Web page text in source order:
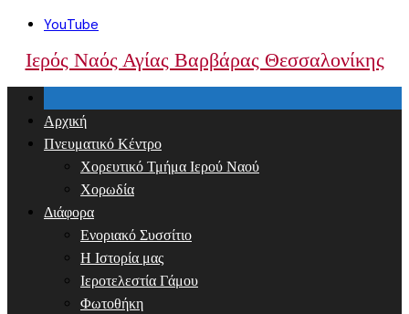
Skip
content
YouTube
Ιερός Ναός Αγίας Βαρβάρας Θεσσαλονίκης
Αρχική
Πνευματικό Κέντρο
Χορευτικό Τμήμα Ιερού Ναού
Χορωδία
Διάφορα
Ενοριακό Συσσίτιο
Η Ιστορία μας
Ιεροτελεστία Γάμου
Φωτοθήκη